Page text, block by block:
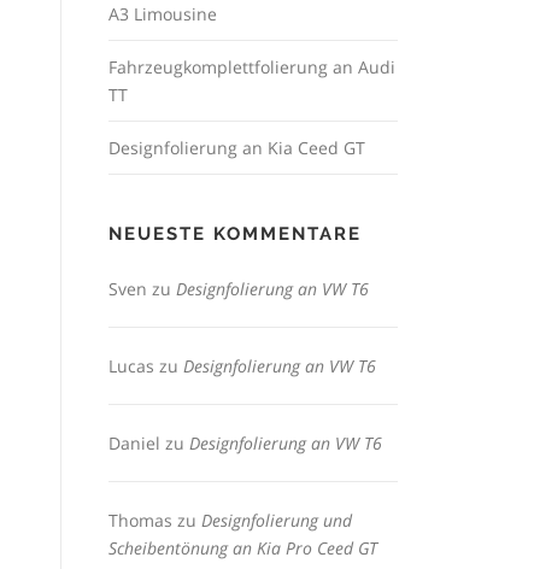
A3 Limousine
Fahrzeugkomplettfolierung an Audi
TT
Designfolierung an Kia Ceed GT
NEUESTE KOMMENTARE
Sven zu Designfolierung an VW T6
Lucas zu Designfolierung an VW T6
Daniel zu Designfolierung an VW T6
Thomas zu Designfolierung und
Scheibentönung an Kia Pro Ceed GT